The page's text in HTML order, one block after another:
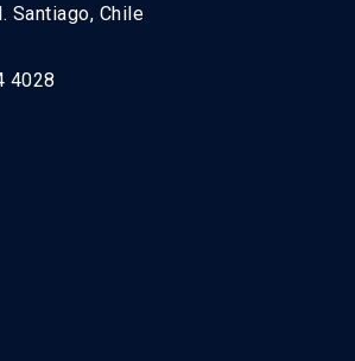
Santiago, Chile
4028